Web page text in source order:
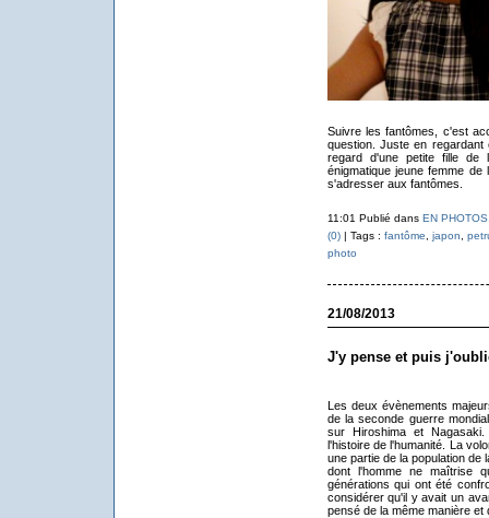
Suivre les fantômes, c'est
question. Juste en
regard d'une petite fille de
énigmatique jeune femme
s'adresser aux fantômes.
11:01 Publié dans EN PHOTOS
(0)| Tags : fantôme japon
photo
21/08/2013
J'y pense et puis
Les deux évènements
de la seconde guerre
sur Hiroshima et
l'histoire de l'humanité. La
une partie de la population de
dont l'homme ne maîtrise
générations qui ont été
considérer qu'il y avait un
pensé de la même manière et